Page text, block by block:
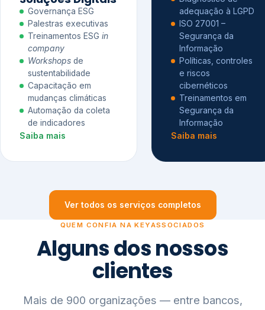
Governança ESG
Palestras executivas
Treinamentos ESG in
company
Workshops de
sustentabilidade
Capacitação em
mudanças climáticas
Automação da coleta
de indicadores
Saiba mais
adequação à LGPD
ISO 27001 –
Segurança da
Informação
Políticas, controles
e riscos
cibernéticos
Treinamentos em
Segurança da
Informação
Saiba mais
Ver todos os serviços completos
QUEM CONFIA NA KEYASSOCIADOS
Alguns dos nossos
clientes
Mais de 900 organizações — entre bancos,